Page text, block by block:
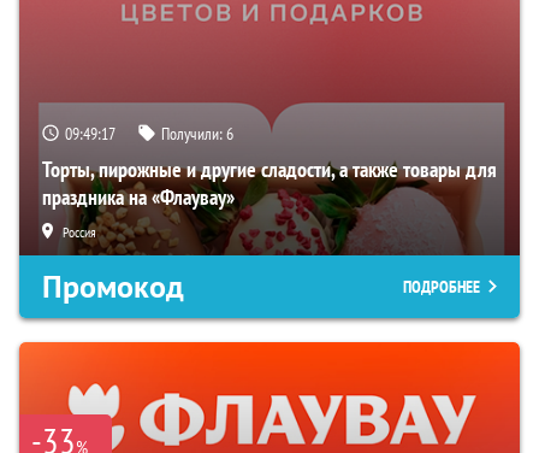
09:49:16 Получили:6
Торты, пирожные и другие сладости, а также товары для
праздника на «Флаувау»
Россия
Промокод ПОДРОБНЕЕ
-33%